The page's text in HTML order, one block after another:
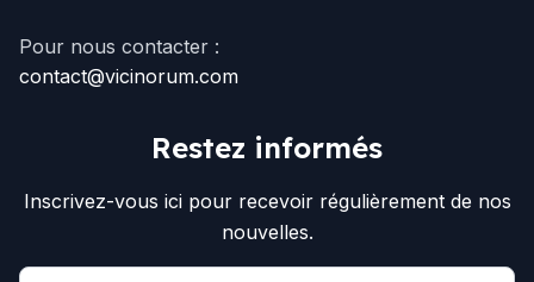
Pour nous contacter :
contact@vicinorum.com
Restez informés
Inscrivez-vous ici pour recevoir régulièrement de nos
nouvelles.